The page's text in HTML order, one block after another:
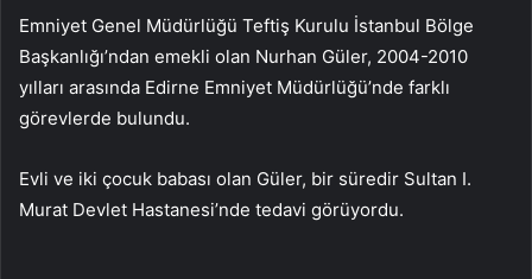
Emniyet Genel Müdürlüğü Teftiş Kurulu İstanbul Bölge
Başkanlığı’ndan emekli olan Nurhan Güler, 2004-2010
yılları arasında Edirne Emniyet Müdürlüğü’nde farklı
görevlerde bulundu.
Evli ve iki çocuk babası olan Güler, bir süredir Sultan I.
Murat Devlet Hastanesi’nde tedavi görüyordu.